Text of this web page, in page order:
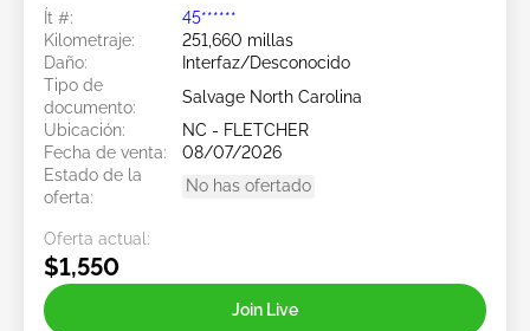
Ít #:
45******
Kilometraje:
251,660 millas
Daño:
Interfaz/Desconocido
Tipo de
documento:
Salvage North Carolina
Ubicación:
NC - FLETCHER
Fecha de venta:
08/07/2026
Estado de la
oferta:
No has ofertado
Oferta actual:
$1,550
Join Live